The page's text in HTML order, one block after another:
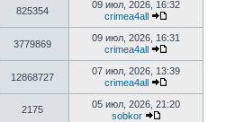
825354
09 июл, 2026, 16:32
crimea4all
3779869
09 июл, 2026, 16:31
crimea4all
12868727
07 июл, 2026, 13:39
crimea4all
2175
05 июл, 2026, 21:20
sobkor